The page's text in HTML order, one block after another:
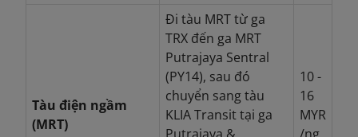
Tàu điện ngầm
(MRT)
Đi tàu MRT từ ga
TRX đến ga MRT
Putrajaya Sentral
(PY14), sau đó
chuyển sang tàu
KLIA Transit tại ga
10 -
16
MYR